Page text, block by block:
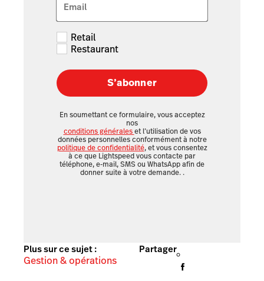
Email
Retail
Restaurant
S’abonner
En soumettant ce formulaire, vous acceptez
nos
conditions généraleset l’utilisation de vos
données personnelles conformément à notre
politique de confidentialité, et vous consentez
à ce que Lightspeed vous contacte par
téléphone, e-mail, SMS ou WhatsApp afin de
donner suite à votre demande. .
Plus sur ce sujet :
Gestion & opérations
Partager